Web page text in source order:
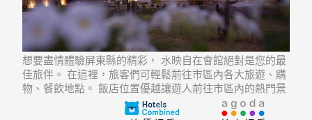
想要盡情體驗屏東縣的精彩， 水映自在會館絕對是您的最
佳旅伴。 在這裡，旅客們可輕鬆前往市區內各大旅遊、購
物、餐飲地點。 飯店位置優越讓遊人前往市區內的熱門景